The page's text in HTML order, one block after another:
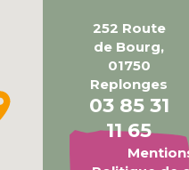
252 Route
de Bourg,
01750
Replonges
03 85 31
11 65